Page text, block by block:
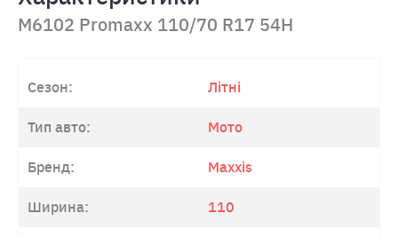
M6102 Promaxx 110/70 R17 54H
Сезон: Літні
Тип авто: Мото
Бренд: Maxxis
Ширина: 110